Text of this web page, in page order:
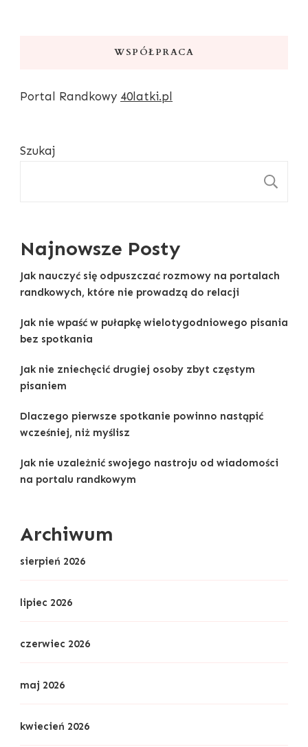
WSPÓŁPRACA
Portal Randkowy 40latki.pl
Szukaj
Najnowsze Posty
Jak nauczyć się odpuszczać rozmowy na portalach
randkowych, które nie prowadzą do relacji
Jak nie wpaść w pułapkę wielotygodniowego pisania
bez spotkania
Jak nie zniechęcić drugiej osoby zbyt częstym
pisaniem
Dlaczego pierwsze spotkanie powinno nastąpić
wcześniej, niż myślisz
Jak nie uzależnić swojego nastroju od wiadomości
na portalu randkowym
Archiwum
sierpień 2026
lipiec 2026
czerwiec 2026
maj 2026
kwiecień 2026